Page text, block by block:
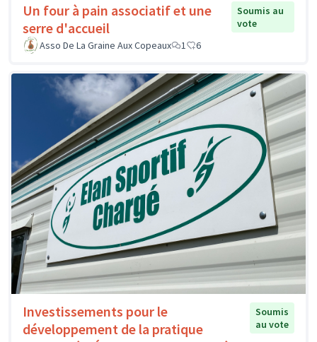
Un four à pain associatif et une
serre d'accueil
Soumis au
vote
Asso De La Graine Aux Copeaux
1 6
Investissements pour le
développement de la pratique
Soumis
au vote